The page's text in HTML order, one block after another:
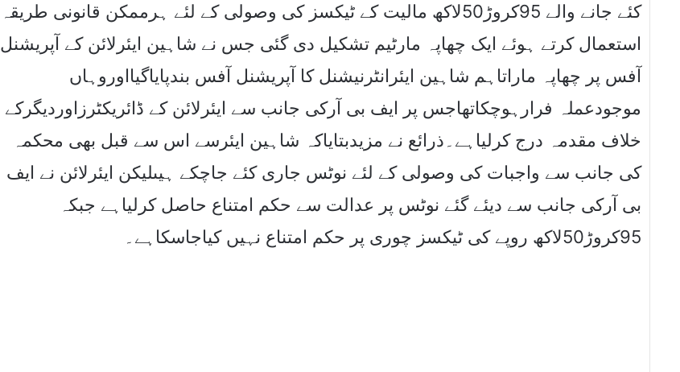
کئے جانے والے 95کروڑ50لاکھ مالیت کے ٹیکسز کی وصولی کے لئے ہرممکن قانونی طریقہ
استعمال کرتے ہوئے ایک چھاپہ مارٹیم تشکیل دی گئی جس نے شاہین ایئرلائن کے آپریشنل
آفس پر چھاپہ ماراتاہم شاہین ایئرانٹرنیشنل کا آپریشنل آفس بندپایاگیااوروہاں
موجودعملہ فرارہوچکاتھاجس پر ایف بی آرکی جانب سے ایئرلائن کے ڈائریکٹرزاوردیگرکے
خلاف مقدمہ درج کرلیاہے۔ذرائع نے مزیدبتایاکہ شاہین ایئرسے اس سے قبل بھی محکمہ
کی جانب سے واجبات کی وصولی کے لئے نوٹس جاری کئے جاچکے ہیںلیکن ایئرلائن نے ایف
بی آرکی جانب سے دیئے گئے نوٹس پر عدالت سے حکم امتناع حاصل کرلیاہے جبکہ
95کروڑ50لاکھ روپے کی ٹیکسز چوری پر حکم امتناع نہیں کیاجاسکاہے۔